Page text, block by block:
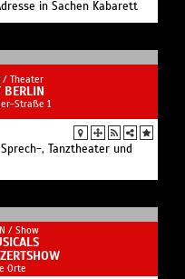
in Sachen Kabarett
/ Theater
BERLIN
Straße 1
, Tanztheater und
/ Show
Orte